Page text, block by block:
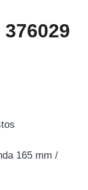
165 mm /